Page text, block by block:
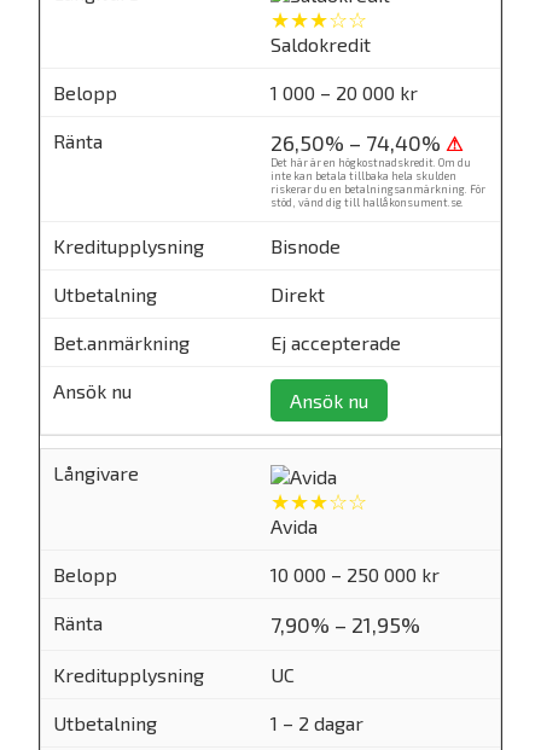
★★★☆☆
Saldokredit
1 000 – 20 000 kr
26,50% – 74,40% ⚠
Det här är en högkostnadskredit. Om du
inte kan betala tillbaka hela skulden
riskerar du en betalningsanmärkning. För
stöd, vänd dig till hallåkonsument.se.
Bisnode
Direkt
Ej accepterade
Ansök nu
★★★☆☆
Avida
10 000 – 250 000 kr
7,90% – 21,95%
UC
1 – 2 dagar